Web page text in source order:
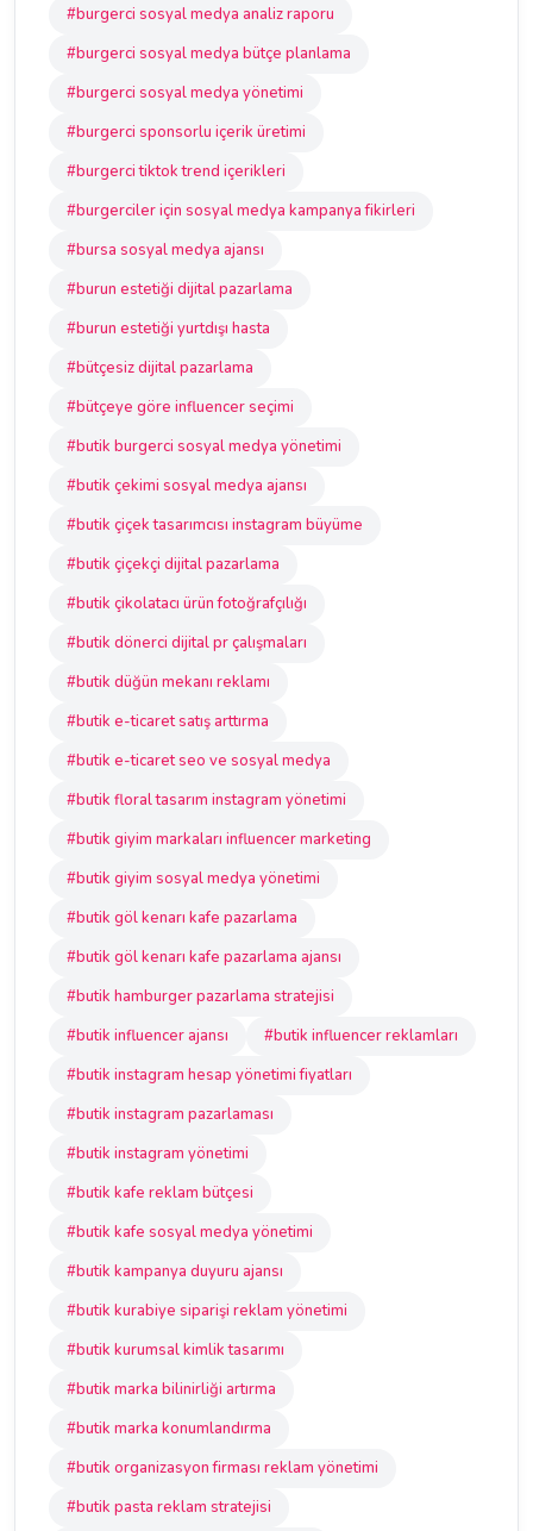
#burgerci sosyal medya analiz raporu
#burgerci sosyal medya bütçe planlama
#burgerci sosyal medya yönetimi
#burgerci sponsorlu içerik üretimi
#burgerci tiktok trend içerikleri
#burgerciler için sosyal medya kampanya fikirleri
#bursa sosyal medya ajansı
#burun estetiği dijital pazarlama
#burun estetiği yurtdışı hasta
#bütçesiz dijital pazarlama
#bütçeye göre influencer seçimi
#butik burgerci sosyal medya yönetimi
#butik çekimi sosyal medya ajansı
#butik çiçek tasarımcısı instagram büyüme
#butik çiçekçi dijital pazarlama
#butik çikolatacı ürün fotoğrafçılığı
#butik dönerci dijital pr çalışmaları
#butik düğün mekanı reklamı
#butik e-ticaret satış arttırma
#butik e-ticaret seo ve sosyal medya
#butik floral tasarım instagram yönetimi
#butik giyim markaları influencer marketing
#butik giyim sosyal medya yönetimi
#butik göl kenarı kafe pazarlama
#butik göl kenarı kafe pazarlama ajansı
#butik hamburger pazarlama stratejisi
#butik influencer ajansı
#butik influencer reklamları
#butik instagram hesap yönetimi fiyatları
#butik instagram pazarlaması
#butik instagram yönetimi
#butik kafe reklam bütçesi
#butik kafe sosyal medya yönetimi
#butik kampanya duyuru ajansı
#butik kurabiye siparişi reklam yönetimi
#butik kurumsal kimlik tasarımı
#butik marka bilinirliği artırma
#butik marka konumlandırma
#butik organizasyon firması reklam yönetimi
#butik pasta reklam stratejisi